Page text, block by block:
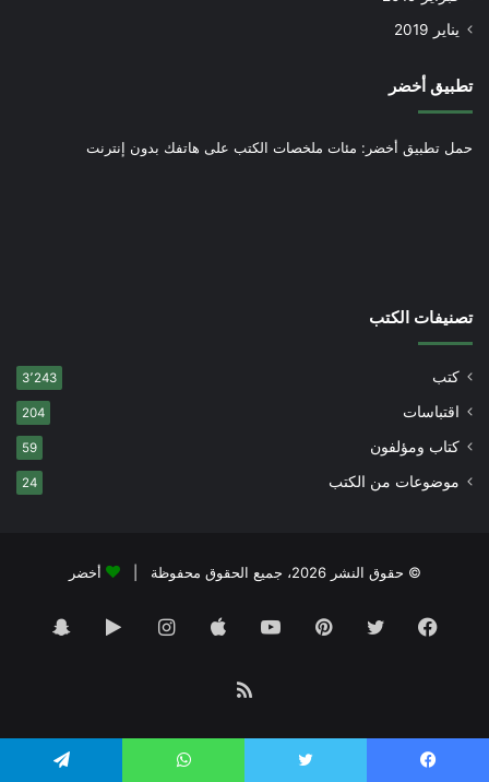
يناير 2019
تطبيق أخضر
حمل تطبيق أخضر: مئات ملخصات الكتب على هاتفك بدون إنترنت
تصنيفات الكتب
كتب 3٬243
اقتباسات 204
كتاب ومؤلفون 59
موضوعات من الكتب 24
© حقوق النشر 2026، جميع الحقوق محفوظة | أخضر
فيسبوك تويتر بينتيريستيوتيوب انستقرام‏Google
ملخص
الموقع